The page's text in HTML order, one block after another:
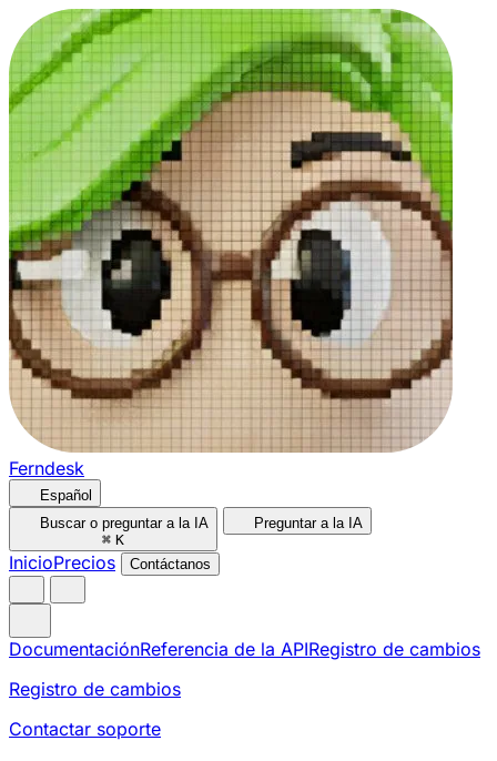
Ferndesk
Español
Buscar o preguntar a la IA
⌘ K
Preguntar a la IA
InicioPrecios Contáctanos
DocumentaciónReferencia de la APIRegistro de cambios
Registro de cambios
Contactar soporte